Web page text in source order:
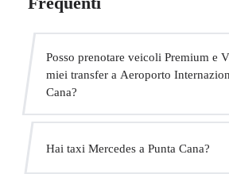
Posso prenotare veicoli Premium e
miei transfer a Aeroporto
Cana?
Sì, abbiamo veicoli Mercedes-Benz E-
il nostro servizio VIP. Puoi selezionarli
Hai taxi Mercedes a Punta Cana?